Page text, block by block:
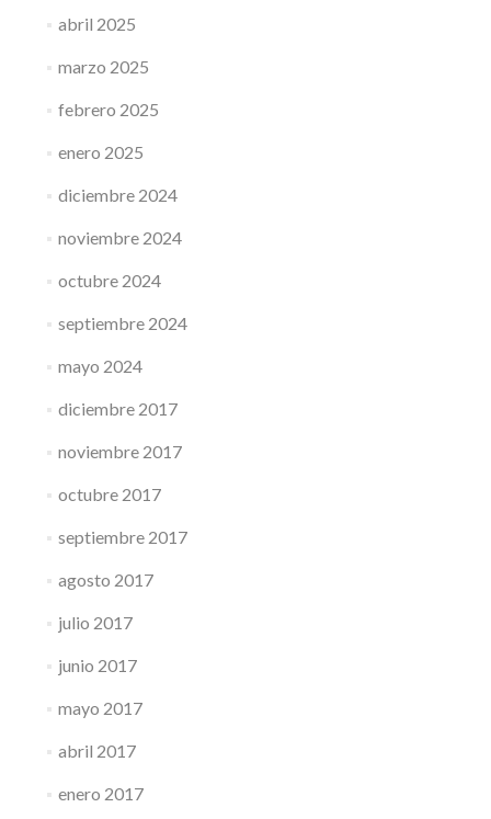
abril 2025
marzo 2025
febrero 2025
enero 2025
diciembre 2024
noviembre 2024
octubre 2024
septiembre 2024
mayo 2024
diciembre 2017
noviembre 2017
octubre 2017
septiembre 2017
agosto 2017
julio 2017
junio 2017
mayo 2017
abril 2017
enero 2017